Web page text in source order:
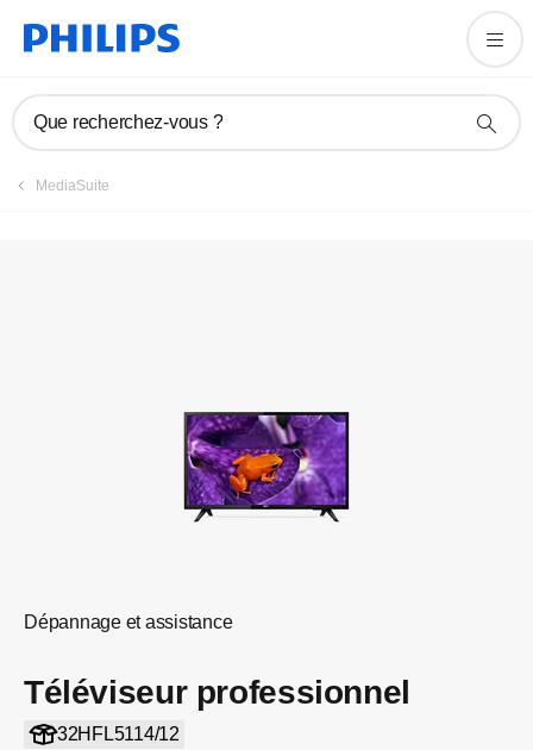
Que recherchez-vous ?
MediaSuite
Dépannage et assistance
Téléviseur professionnel
32HFL5114/12
Manuels et documentation